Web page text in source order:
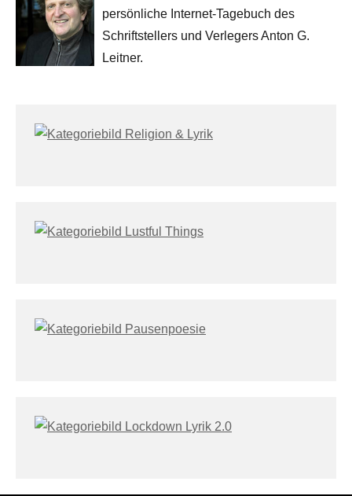
persönliche Internet-Tagebuch des
Schriftstellers und Verlegers Anton G.
Leitner.